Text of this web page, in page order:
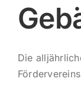
Die